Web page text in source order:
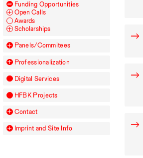
Funding Opportunities
Open Calls
Awards
Scholarships
Panels/Commitees
Professionalization
Digital Services
HFBK Projects
Contact
Imprint and Site Info